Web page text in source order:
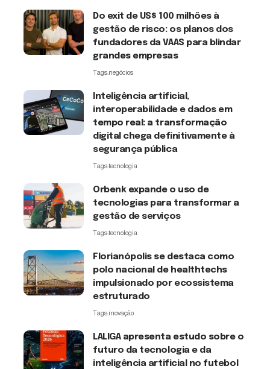
Do exit de US$ 100 milhões à
gestão de risco: os planos dos
fundadores da VAAS para blindar
grandes empresas
Tags:negócios
Inteligência artificial,
interoperabilidade e dados em
tempo real: a transformação
digital chega definitivamente à
segurança pública
Tags:tecnologia
Orbenk expande o uso de
tecnologias para transformar a
gestão de serviços
Tags:tecnologia
Florianópolis se destaca como
polo nacional de healthtechs
impulsionado por ecossistema
estruturado
Tags:inovação
LALIGA apresenta estudo sobre o
futuro da tecnologia e da
inteligência artificial no futebol